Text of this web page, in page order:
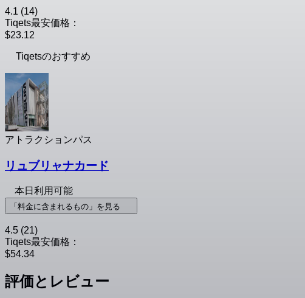
4.1 (14)
Tiqets最安価格：
$23.12
Tiqetsのおすすめ
アトラクションパス
リュブリャナカード
本日利用可能
「料金に含まれるもの」を見る
4.5 (21)
Tiqets最安価格：
$54.34
評価とレビュー